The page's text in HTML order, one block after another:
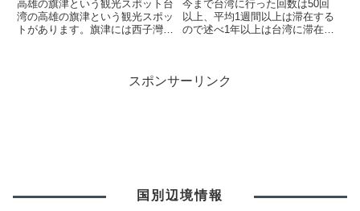
高雄の旗津という観光スポット台
湾の高雄の旗津という観光スポッ
トがあります。旗津には西子灣駅
よく見てください。１階にバイク
今まで台湾に行った回数は50回
以上、平均1週間以上は滞在する
ので述べ1年以上は台湾に滞在し
えきれない。そんな私が選んだ鶏
スポンサーリンク
国別辺境情報